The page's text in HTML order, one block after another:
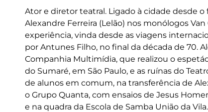
Ator e diretor teatral. Ligado à cidade desde
Alexandre Ferreira (Lelão) nos monólogos
experiência, vinda desde as viagens
por Antunes Filho, no final da década de 70.
Companhia Multimídia, que realizou o
do Sumaré, em São Paulo, e as ruínas do
de alunos em comum, na transferência de
o Grupo Quanta, com ensaios de Jesus
e na quadra da Escola de Samba União da